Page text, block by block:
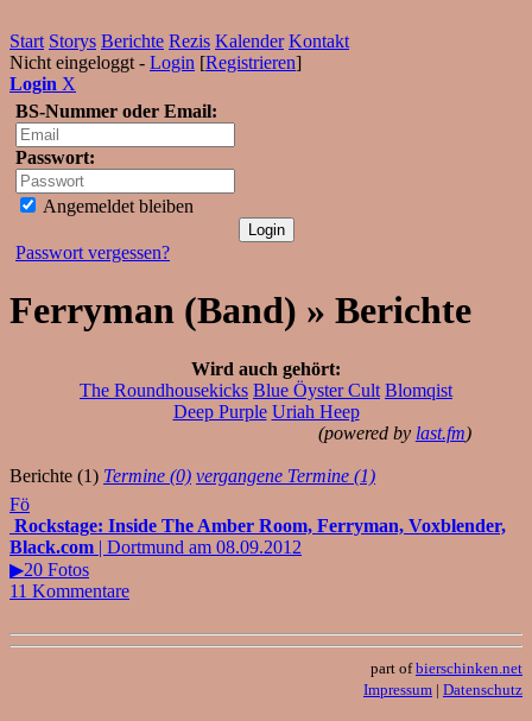
Start Storys Berichte Rezis Kalender Kontakt
Nicht eingeloggt - Login [Registrieren]
Login X
BS-Nummer oder Email:
Passwort:
Angemeldet bleiben
Passwort vergessen?
Ferryman (Band) » Berichte
Wird auch gehört:
The Roundhousekicks Blue Öyster Cult Blomqist
Deep Purple Uriah Heep
(powered by last.fm)
Berichte (1) Termine (0) vergangene Termine (1)
Fö
Rockstage: Inside The Amber Room, Ferryman, Voxblender,
Black.com | Dortmund am 08.09.2012
▶20 Fotos
11 Kommentare
part ofbierschinken.net
Impressum | Datenschutz